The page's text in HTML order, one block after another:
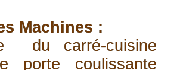
Machines :
du carré-cuisine
porte coulissante